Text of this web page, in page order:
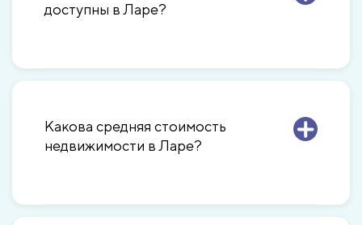
доступны в Ларе?
Какова средняя стоимость
недвижимости в Ларе?